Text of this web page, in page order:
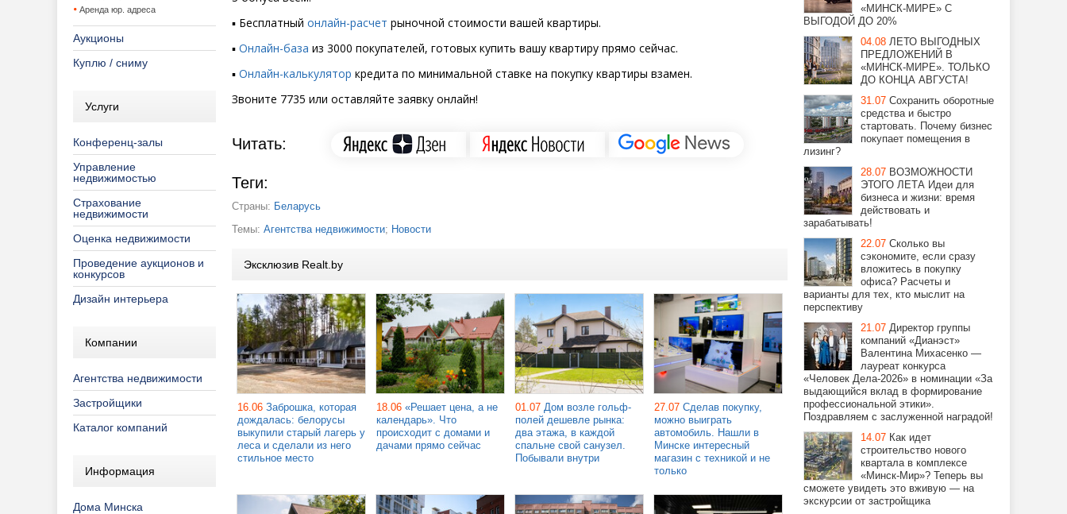
Аренда юр. адреса
Аукционы
Куплю / сниму
Услуги
Конференц-залы
Управление
недвижимостью
Страхование
недвижимости
Оценка недвижимости
Проведение аукционов и
конкурсов
Дизайн интерьера
Компании
Агентства недвижимости
Застройщики
Каталог компаний
Информация
Дома Минска
▪️ Бесплатный онлайн-расчет рыночной стоимости вашей квартиры.
▪️ Онлайн-база из 3000 покупателей, готовых купить вашу квартиру прямо сейчас.
▪️ Онлайн-калькулятор кредита по минимальной ставке на покупку квартиры взамен.
Звоните 7735 или оставляйте заявку онлайн!
Читать:
Теги:
Страны: Беларусь
Темы: Агентства недвижимости; Новости
Эксклюзив Realt.by
16.06 Заброшка, которая
дождалась: белорусы
выкупили старый лагерь у
леса и сделали из него
стильное место
18.06 «Решает цена, а не
календарь». Что
происходит с домами и
дачами прямо сейчас
01.07 Дом возле гольф-
полей дешевле рынка:
два этажа, в каждой
спальне свой санузел.
Побывали внутри
27.07 Сделав покупку,
можно выиграть
автомобиль. Нашли в
Минске интересный
магазин с техникой и не
только
«МИНСК-МИРЕ» С
ВЫГОДОЙ ДО 20%
04.08 ЛЕТО ВЫГОДНЫХ
ПРЕДЛОЖЕНИЙ В
«МИНСК-МИРЕ». ТОЛЬКО
ДО КОНЦА АВГУСТА!
31.07 Сохранить оборотные
средства и быстро
стартовать. Почему бизнес
покупает помещения в
лизинг?
28.07 ВОЗМОЖНОСТИ
ЭТОГО ЛЕТА Идеи для
бизнеса и жизни: время
действовать и
зарабатывать!
22.07 Сколько вы
сэкономите, если сразу
вложитесь в покупку
офиса? Расчеты и
варианты для тех, кто мыслит на
перспективу
21.07 Директор группы
компаний «Дианэст»
Валентина Михасенко —
лауреат конкурса
«Человек Дела-2026» в номинации «За
выдающийся вклад в формирование
профессиональной этики».
Поздравляем с заслуженной наградой!
14.07 Как идет
строительство нового
квартала в комплексе
«Минск-Мир»? Теперь вы
сможете увидеть это вживую — на
экскурсии от застройщика